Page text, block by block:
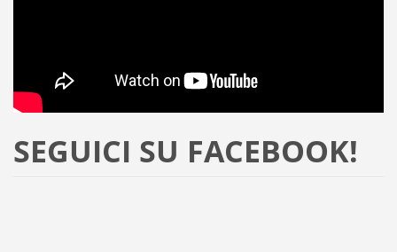
SEGUICI SU FACEBOOK!